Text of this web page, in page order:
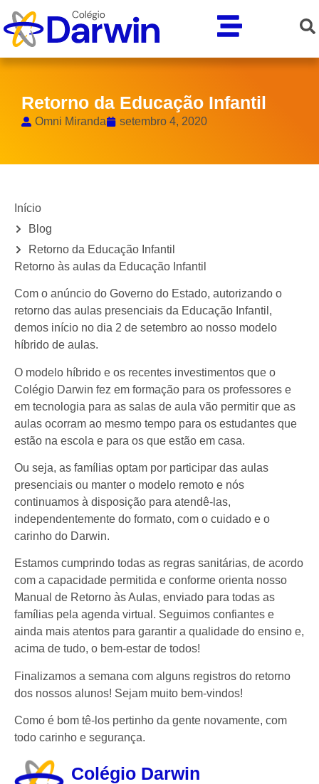
Retorno da Educação Infantil
Omni Miranda setembro 4, 2020
Início
Blog
Retorno da Educação Infantil
Retorno às aulas da Educação Infantil
Com o anúncio do Governo do Estado, autorizando o
retorno das aulas presenciais da Educação Infantil,
demos início no dia 2 de setembro ao nosso modelo
híbrido de aulas.
O modelo híbrido e os recentes investimentos que o
Colégio Darwin fez em formação para os professores e
em tecnologia para as salas de aula vão permitir que as
aulas ocorram ao mesmo tempo para os estudantes que
estão na escola e para os que estão em casa.
Ou seja, as famílias optam por participar das aulas
presenciais ou manter o modelo remoto e nós
continuamos à disposição para atendê-las,
independentemente do formato, com o cuidado e o
carinho do Darwin.
Estamos cumprindo todas as regras sanitárias, de acordo
com a capacidade permitida e conforme orienta nosso
Manual de Retorno às Aulas, enviado para todas as
famílias pela agenda virtual. Seguimos confiantes e
ainda mais atentos para garantir a qualidade do ensino e,
acima de tudo, o bem-estar de todos!
Finalizamos a semana com alguns registros do retorno
dos nossos alunos! Sejam muito bem-vindos!
Como é bom tê-los pertinho da gente novamente, com
todo carinho e segurança.
Colégio Darwin